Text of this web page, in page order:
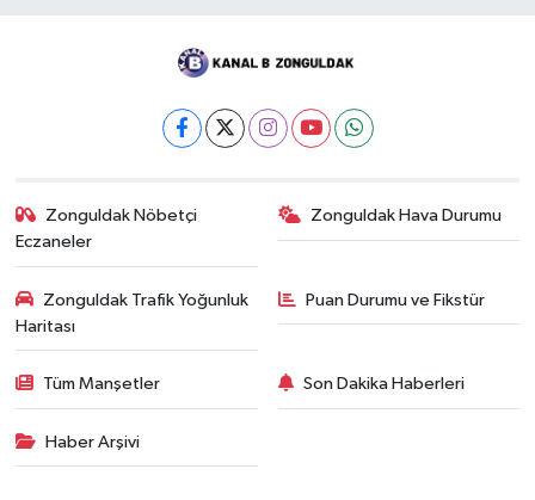
Zonguldak Nöbetçi
Eczaneler
Zonguldak Hava Durumu
Zonguldak Trafik Yoğunluk
Haritası
Puan Durumu ve Fikstür
Tüm Manşetler Son Dakika Haberleri
Haber Arşivi